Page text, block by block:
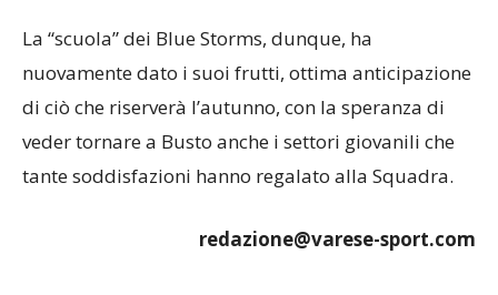
La “scuola” dei Blue Storms, dunque, ha
nuovamente dato i suoi frutti, ottima anticipazione
di ciò che riserverà l’autunno, con la speranza di
veder tornare a Busto anche i settori giovanili che
tante soddisfazioni hanno regalato alla Squadra.
redazione@varese-sport.com